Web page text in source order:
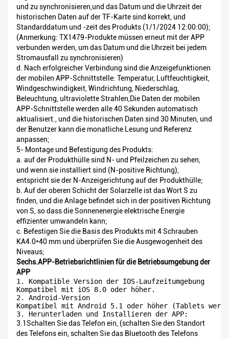
und zu synchronisieren,und das Datum und die Uhrzeit der
historischen Daten auf der TF-Karte sind korrekt, und
Standarddatum und -zeit des Produkts (1/1/2024 12:00:00);
(Anmerkung: TX1479-Produkte müssen erneut mit der APP
verbunden werden, um das Datum und die Uhrzeit bei jedem
Stromausfall zu synchronisieren)
d. Nach erfolgreicher Verbindung sind die Anzeigefunktionen
der mobilen APP-Schnittstelle: Temperatur, Luftfeuchtigkeit,
Windgeschwindigkeit, Windrichtung, Niederschlag,
Beleuchtung, ultraviolette Strahlen,Die Daten der mobilen
APP-Schnittstelle werden alle 40 Sekunden automatisch
aktualisiert., und die historischen Daten sind 30 Minuten, und
der Benutzer kann die monatliche Lesung und Referenz
anpassen;
5- Montage und Befestigung des Produkts:
a. auf der Produkthülle sind N- und Pfeilzeichen zu sehen,
und wenn sie installiert sind (N-positive Richtung),
entspricht sie der N-Anzeigerichtung auf der Produkthülle;
b. Auf der oberen Schicht der Solarzelle ist das Wort S zu
finden, und die Anlage befindet sich in der positiven Richtung
von S, so dass die Sonnenenergie elektrische Energie
effizienter umwandeln kann;
c. Befestigen Sie die Basis des Produkts mit 4 Schrauben
KA4.0*40 mm und überprüfen Sie die Ausgewogenheit des
Niveaus;
Sechs.APP-Betriebsrichtlinien für die Betriebsumgebung der
APP
1. Kompatible Version der IOS-Laufzeitumgebung
Kompatibel mit iOS 8.0 oder höher.
2. Android-Version
Kompatibel mit Android 5.1 oder höher (Tablets
3. Herunterladen und Installieren der APP:
3.1Schalten Sie das Telefon ein, (schalten Sie den Standort
des Telefons ein, schalten Sie das Bluetooth des Telefons